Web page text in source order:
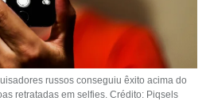
russos conseguiu êxito acima do
retratadas em selfies. Crédito: Piqsels